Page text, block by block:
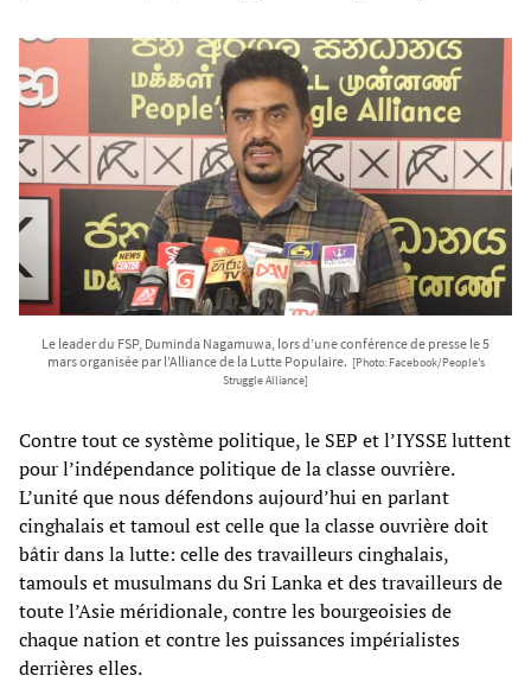
Le leader du FSP, Duminda Nagamuwa, lors d’une conférence de presse le 5
mars organisée par l’Alliance de la Lutte Populaire. [Photo: Facebook/People’s
Struggle Alliance]
Contre tout ce système politique, le SEP et l’IYSSE luttent
pour l’indépendance politique de la classe ouvrière.
L’unité que nous défendons aujourd’hui en parlant
cinghalais et tamoul est celle que la classe ouvrière doit
bâtir dans la lutte: celle des travailleurs cinghalais,
tamouls et musulmans du Sri Lanka et des travailleurs de
toute l’Asie méridionale, contre les bourgeoisies de
chaque nation et contre les puissances impérialistes
derrières elles.